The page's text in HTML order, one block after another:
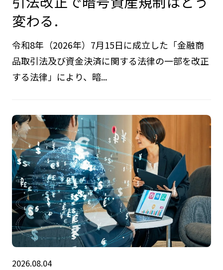
変わる.
令和8年（2026年）7月15日に成立した「金融商
品取引法及び資金決済に関する法律の一部を改正
する法律」により、暗...
2026.08.04